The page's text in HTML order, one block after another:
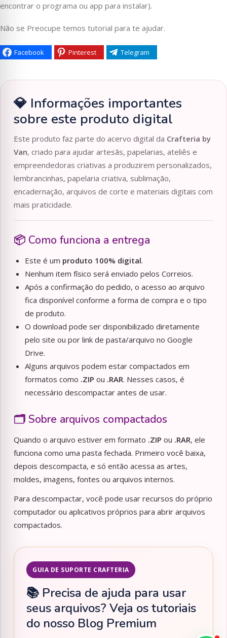
encontrar o programa ou app para instalar).
Não se Preocupe temos tutorial para te ajudar.
Facebook Pinterest Telegram
💎 Informações importantes
sobre este produto digital
Este produto faz parte do acervo digital da Crafteria by
Van, criado para ajudar artesãs, papelarias, ateliês e
empreendedoras criativas a produzirem personalizados,
lembrancinhas, papelaria criativa, sublimação,
encadernação, arquivos de corte e materiais digitais com
mais praticidade.
📦 Como funciona a entrega
Este é um produto 100% digital.
Nenhum item físico será enviado pelos Correios.
Após a confirmação do pedido, o acesso ao arquivo
fica disponível conforme a forma de compra e o tipo
de produto.
O download pode ser disponibilizado diretamente
pelo site ou por link de pasta/arquivo no Google
Drive.
Alguns arquivos podem estar compactados em
formatos como .ZIP ou .RAR. Nesses casos, é
necessário descompactar antes de usar.
🗂️ Sobre arquivos compactados
Quando o arquivo estiver em formato .ZIP ou .RAR, ele
funciona como uma pasta fechada. Primeiro você baixa,
depois descompacta, e só então acessa as artes,
moldes, imagens, fontes ou arquivos internos.
Para descompactar, você pode usar recursos do próprio
computador ou aplicativos próprios para abrir arquivos
compactados.
GUIA DE SUPORTE CRAFTERIA
📚 Precisa de ajuda para usar
seus arquivos? Veja os tutoriais
do nosso Blog Premium